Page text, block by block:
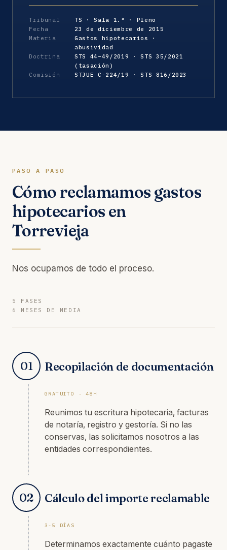
Tribunal
TS · Sala 1.ª · Pleno
Fecha
23 de diciembre de 2015
Materia
Gastos hipotecarios ·
abusividad
Doctrina
STS 44–49/2019 · STS 35/2021
(tasación)
Comisión
STJUE C-224/19 · STS 816/2023
PASO A PASO
Cómo reclamamos gastos
hipotecarios en
Torrevieja
Nos ocupamos de todo el proceso.
5 FASES
6 MESES DE MEDIA
01 Recopilación de documentación
GRATUITO · 48H
Reunimos tu escritura hipotecaria, facturas
de notaría, registro y gestoría. Si no las
conservas, las solicitamos nosotros a las
entidades correspondientes.
02 Cálculo del importe reclamable
3-5 DÍAS
Determinamos exactamente cuánto pagaste